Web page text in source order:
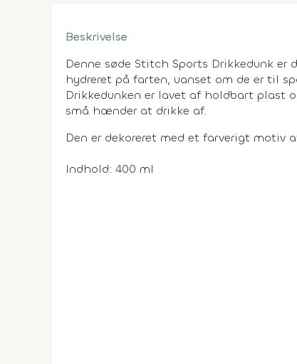
Beskrivelse
Denne søde Stitch Sports Drikkedunk
hydreret på farten, uanset om de er til
Drikkedunken er lavet af holdbart plast
små hænder at drikke af.
Den er dekoreret med et farverigt motiv
Indhold: 400 ml